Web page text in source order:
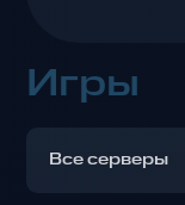
Игры
Все серверы